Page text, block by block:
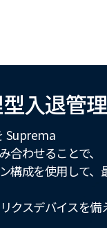
入退管
Suprema
合わせることで、
構成を使用して、
クスデバイスを